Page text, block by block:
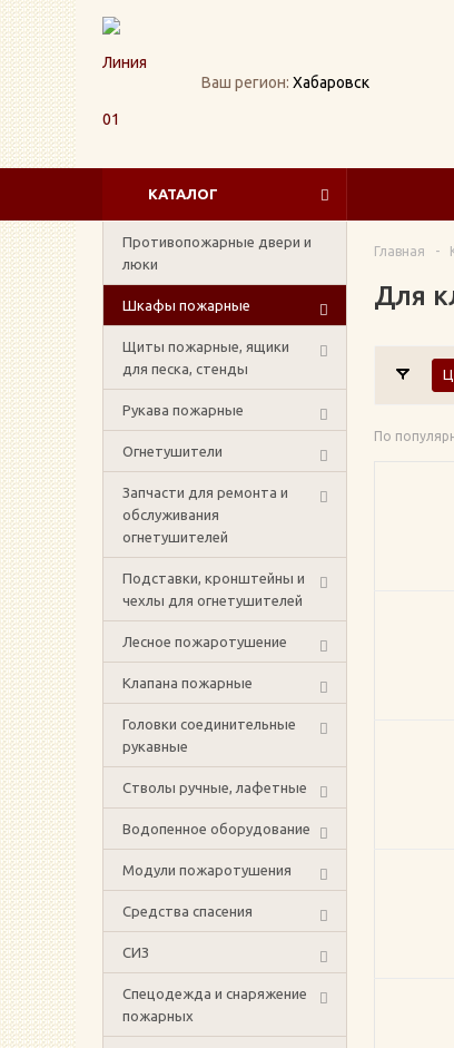
Ваш регион: Хабаровск
КАТАЛОГ
Противопожарные двери и
люки
Шкафы пожарные
Щиты пожарные, ящики
для песка, стенды
Рукава пожарные
Огнетушители
Запчасти для ремонта и
обслуживания
огнетушителей
Подставки, кронштейны и
чехлы для огнетушителей
Лесное пожаротушение
Клапана пожарные
Головки соединительные
рукавные
Стволы ручные, лафетные
Водопенное оборудование
Модули пожаротушения
Средства спасения
СИЗ
Спецодежда и снаряжение
пожарных
Главная -
Для
По